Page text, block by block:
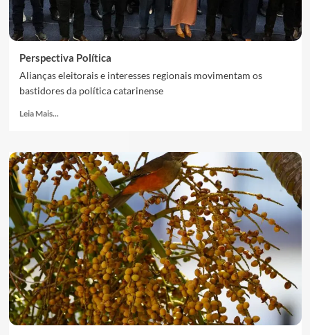
Perspectiva Política
Alianças eleitorais e interesses regionais movimentam os
bastidores da política catarinense
Leia Mais...